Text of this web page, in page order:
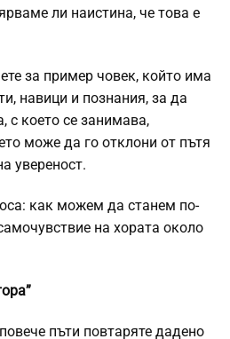
ли наистина, че това е
за пример човек, който има
навици и познания, за да
с което се занимава,
може да го отклони от пътя
увереност.
как можем да станем по-
на хората около
пъти повтаряте дадено